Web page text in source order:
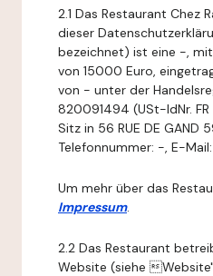
2.1 Das Restaurant Chez
dieser
bezeichnet) ist eine -,
von 15000 Euro,
von - unter der
820091494 (USt-IdNr.
Sitz in 56 RUE DE GAND
Telefonnummer: -, E-
Um mehr über das
Impressum.
2.2 Das Restaurant
Website (siehe